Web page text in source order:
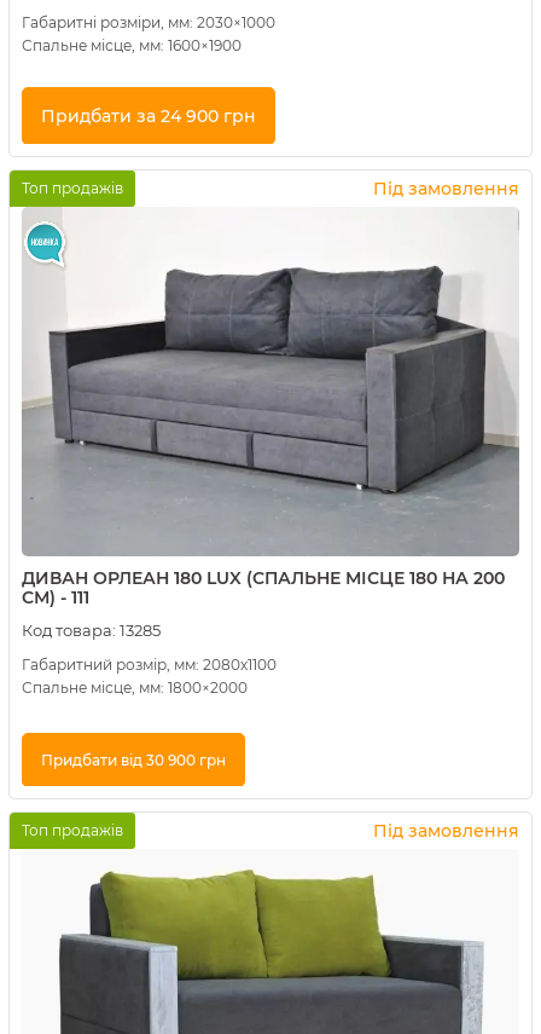
Габаритні розміри, мм: 2030×1000
Спальне місце, мм: 1600×1900
Придбати за 24 900 грн
Купити в 1 клік
Під замовлення
Топ продажів
ДИВАН ОРЛЕАН 180 LUX (СПАЛЬНЕ МІСЦЕ 180 НА 200
СМ) - 111
Код товара: 13285
Габаритний розмір, мм: 2080х1100
Спальне місце, мм: 1800×2000
Придбати від 30 900 грн
Купити в 1 клік
Під замовлення
Топ продажів